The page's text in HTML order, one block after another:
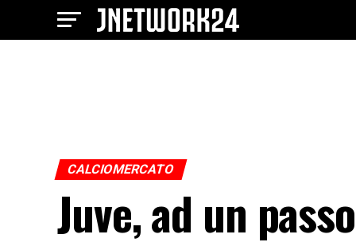
CALCIOMERCATO
Juve, ad un